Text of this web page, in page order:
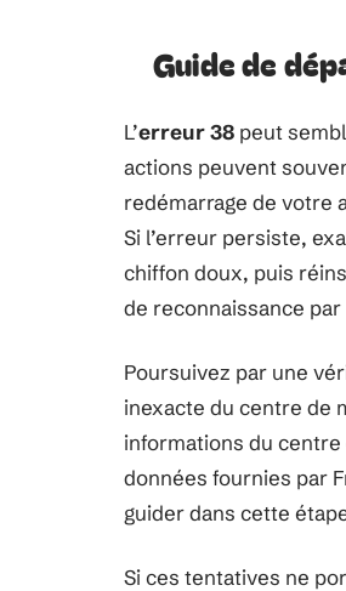
Guide de
L’erreur 38 peut
actions peuvent
redémarrage de votre
Si l’erreur persiste,
chiffon doux, puis
de reconnaissance
Poursuivez par une
inexacte du centre de
informations du
données fournies par
guider dans cette
Si ces tentatives ne